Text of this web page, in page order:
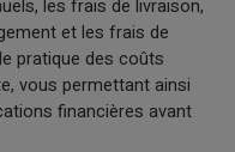
les frais de livraison,
et les frais de
pratique des coûts
vous permettant ainsi
financières avant